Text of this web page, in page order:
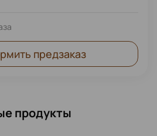
предзаказ
продукты